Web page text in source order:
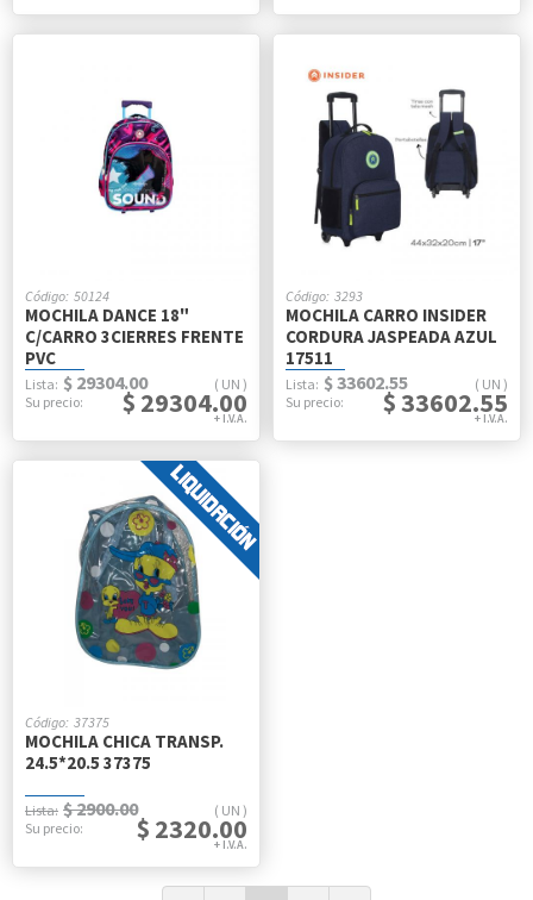
50124
MOCHILA DANCE 18"
C/CARRO 3CIERRES FRENTE
PVC
UN
$ 29304.00
$ 29304.00
3293
MOCHILA CARRO INSIDER
CORDURA JASPEADA AZUL
17511
UN
$ 33602.55
$ 33602.55
37375
MOCHILA CHICA TRANSP.
24.5*20.5 37375
UN
$ 2900.00
$ 2320.00